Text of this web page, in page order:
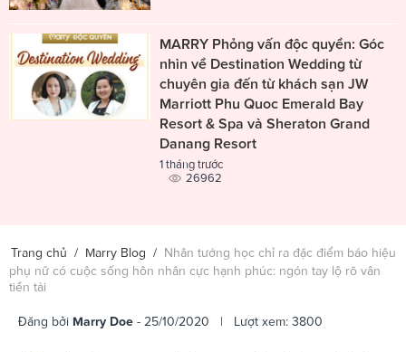
MARRY Phỏng vấn độc quyền: Góc
nhìn về Destination Wedding từ
chuyên gia đến từ khách sạn JW
Marriott Phu Quoc Emerald Bay
Resort & Spa và Sheraton Grand
Danang Resort
1 tháng trước
26962
Trang chủ / Marry Blog / Nhân tướng học chỉ ra đặc điểm báo hiệu
phụ nữ có cuộc sống hôn nhân cực hạnh phúc: ngón tay lộ rõ vân
tiền tài
Đăng bởi Marry Doe - 25/10/2020 | Lượt xem: 3800